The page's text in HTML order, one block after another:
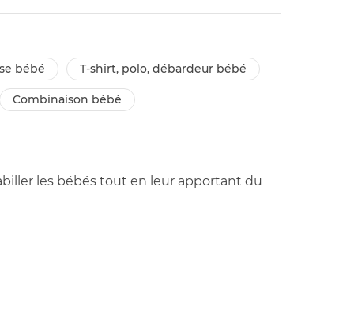
bébé t-shirt, polo, débardeur bébé
combinaison bébé
les bébés tout en leur apportant du